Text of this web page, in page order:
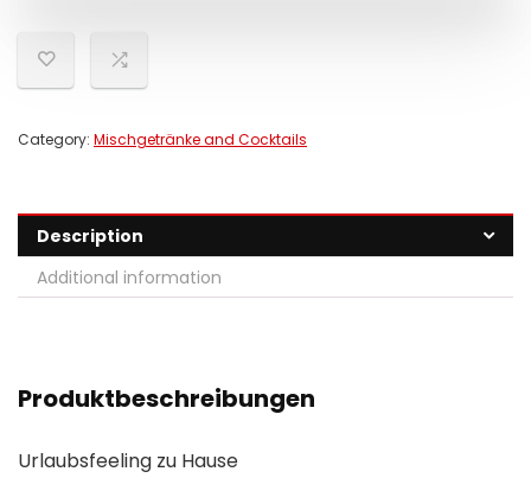
Category: Mischgetränke and Cocktails
Description
Additional information
Produktbeschreibungen
Urlaubsfeeling zu Hause